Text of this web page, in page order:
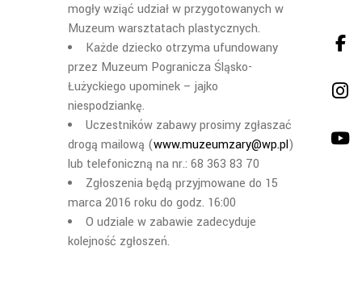
mogły wziąć udział w przygotowanych w
Muzeum warsztatach plastycznych.
Każde dziecko otrzyma ufundowany
przez Muzeum Pogranicza Śląsko-
Łużyckiego upominek – jajko
niespodziankę.
Uczestników zabawy prosimy zgłaszać
drogą mailową (www.muzeumzary@wp.pl)
lub telefoniczną na nr.: 68 363 83 70
Zgłoszenia będą przyjmowane do 15
marca 2016 roku do godz. 16:00
O udziale w zabawie zadecyduje
kolejność zgłoszeń.